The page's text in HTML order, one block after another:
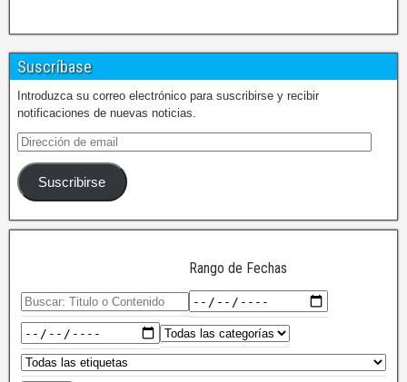
Suscríbase
Introduzca su correo electrónico para suscribirse y recibir
notificaciones de nuevas noticias.
Suscribirse
Rango de Fechas